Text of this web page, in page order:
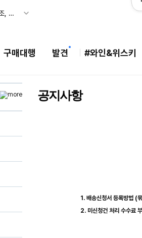
육스) Final Sale! ~80% OFF 겐조, 메종 마르지엘라 특가
구매대행 발견 #와인&위스키
공지사항
1. 배송신청서 등록방법 (
2. 미신청건 처리 수수료 부